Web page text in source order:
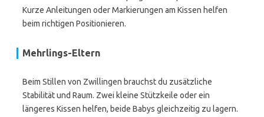
Kurze Anleitungen oder Markierungen am Kissen helfen
beim richtigen Positionieren.
Mehrlings-Eltern
Beim Stillen von Zwillingen brauchst du zusätzliche
Stabilität und Raum. Zwei kleine Stützkeile oder ein
längeres Kissen helfen, beide Babys gleichzeitig zu lagern.